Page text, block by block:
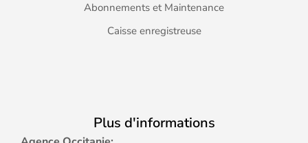
Abonnements et Maintenance
Caisse enregistreuse
Plus d'informations